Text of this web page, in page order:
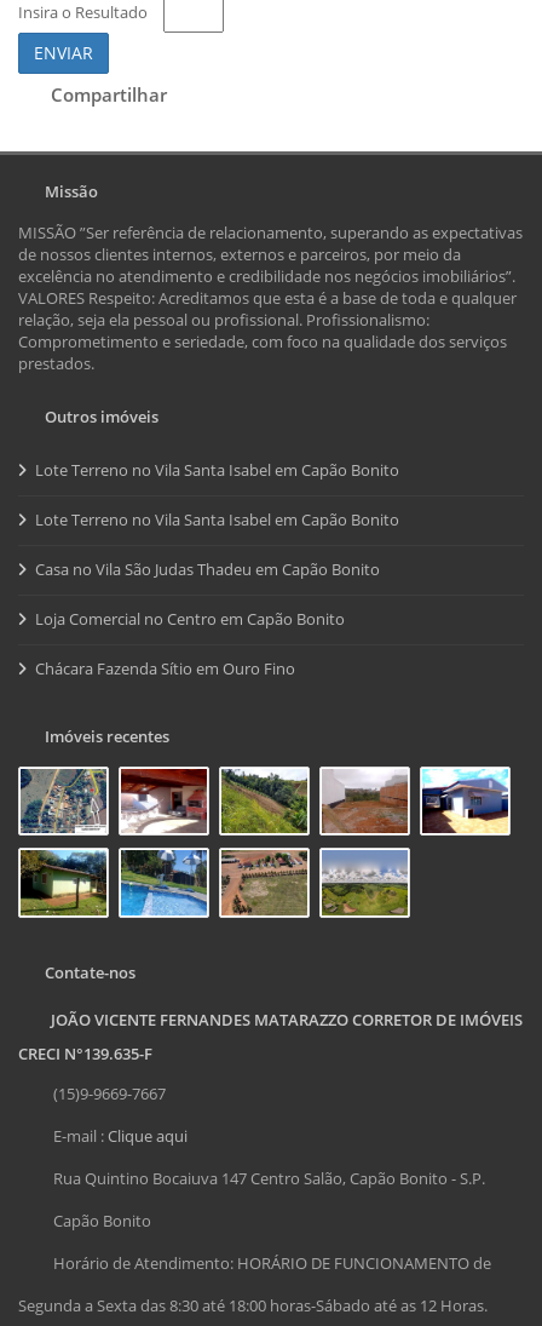
Insira o Resultado
ENVIAR
Compartilhar
Missão
MISSÃO ”Ser referência de relacionamento, superando as expectativas
de nossos clientes internos, externos e parceiros, por meio da
excelência no atendimento e credibilidade nos negócios imobiliários”.
VALORES Respeito: Acreditamos que esta é a base de toda e qualquer
relação, seja ela pessoal ou profissional. Profissionalismo:
Comprometimento e seriedade, com foco na qualidade dos serviços
prestados.
Outros imóveis
Lote Terreno no Vila Santa Isabel em Capão Bonito
Lote Terreno no Vila Santa Isabel em Capão Bonito
Casa no Vila São Judas Thadeu em Capão Bonito
Loja Comercial no Centro em Capão Bonito
Chácara Fazenda Sítio em Ouro Fino
Imóveis recentes
Contate-nos
JOÃO VICENTE FERNANDES MATARAZZO CORRETOR DE IMÓVEIS
CRECI N°139.635-F
(15)9-9669-7667
E-mail :Clique aqui
Rua Quintino Bocaiuva 147 Centro Salão, Capão Bonito - S.P.
Capão Bonito
Horário de Atendimento: HORÁRIO DE FUNCIONAMENTO de
Segunda a Sexta das 8:30 até 18:00 horas-Sábado até as 12 Horas.